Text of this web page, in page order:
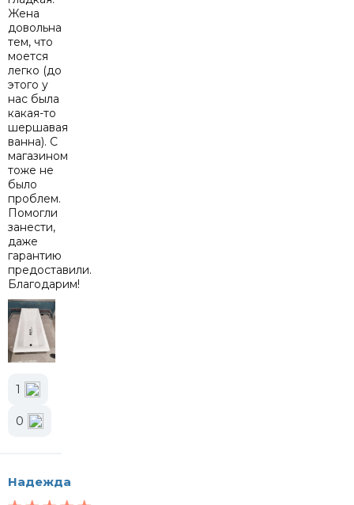
Жена
довольна
тем, что
моется
легко (до
этого у
нас была
какая-то
шершавая
ванна). С
магазином
тоже не
было
проблем.
Помогли
занести,
даже
гарантию
предоставили.
Благодарим!
1
0
Надежда